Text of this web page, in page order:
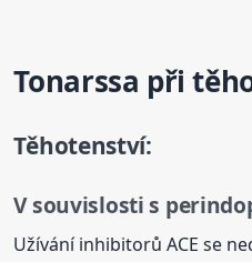
Tonarssa při
Těhotenství:
V souvislosti s
Užívání inhibitorů ACE se